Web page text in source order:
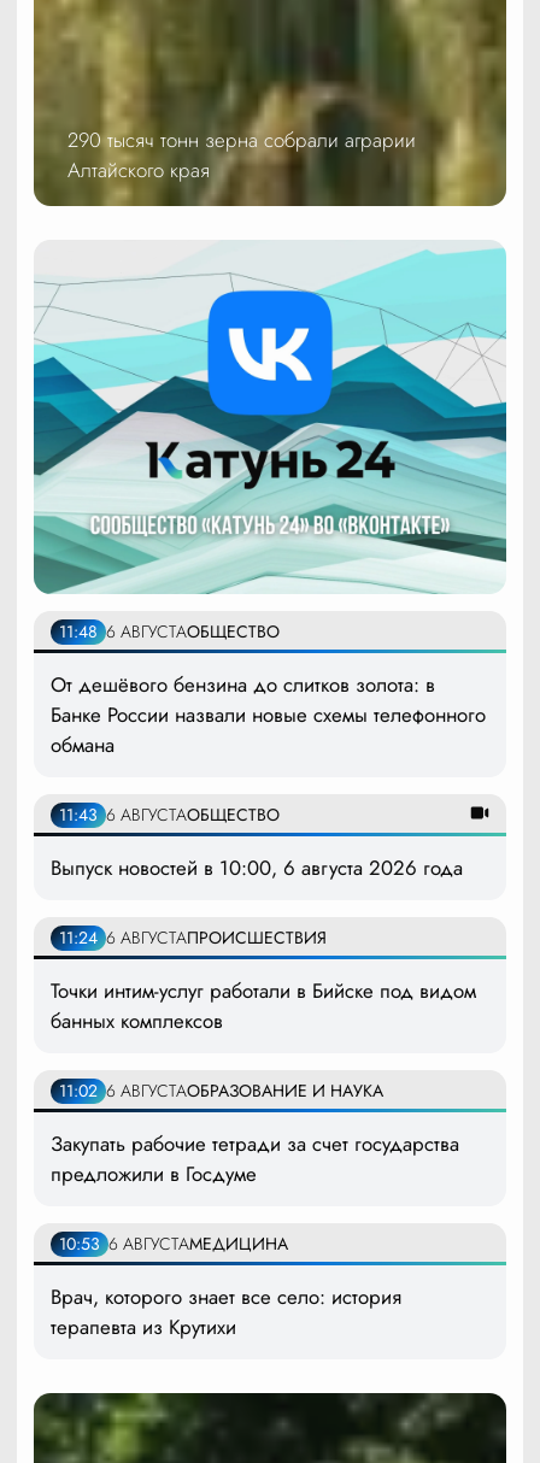
290 тысяч тонн зерна собрали аграрии
Алтайского края
11:48 6 АВГУСТАОБЩЕСТВО
От дешёвого бензина до слитков золота: в
Банке России назвали новые схемы телефонного
обмана
11:43 6 АВГУСТАОБЩЕСТВО
Выпуск новостей в 10:00, 6 августа 2026 года
11:24 6 АВГУСТАПРОИСШЕСТВИЯ
Точки интим-услуг работали в Бийске под видом
банных комплексов
11:02 6 АВГУСТАОБРАЗОВАНИЕ И НАУКА
Закупать рабочие тетради за счет государства
предложили в Госдуме
10:53 6 АВГУСТАМЕДИЦИНА
Врач, которого знает все село: история
терапевта из Крутихи